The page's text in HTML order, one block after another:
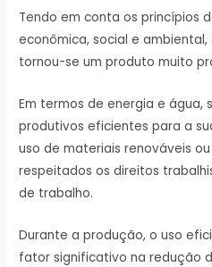
Tendo em conta os princípios
econômica, social e
tornou-se um produto muito
Em termos de energia e água,
produtivos eficientes para a
uso de materiais renováveis
respeitados os direitos
de trabalho.
Durante a produção, o uso
fator significativo na redução